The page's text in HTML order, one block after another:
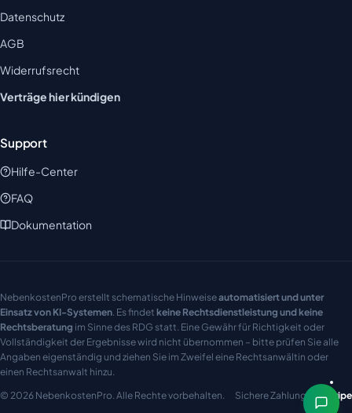
Datenschutz
AGB
Widerrufsrecht
Verträge hier kündigen
Support
Hilfe-Center
FAQ
Dokumentation
NebenkostenPro erstellt schematische Hinweiseautomatisiert und unter
Einsatz von KI-Systemen . Es findet keine Rechtsdienstleistung und keine
Rechtsberatung im Sinne des RDG statt. Eine Gewähr für Richtigkeit oder
Vollständigkeit der Ergebnisse wird nicht übernommen – bitte prüfen Sie alle
Angaben eigenständig und ziehen Sie im Zweifel eine Rechtsanwältin oder
einen Rechtsanwalt hinzu.
© 2026 NebenkostenPro. Alle Rechte vorbehalten.
Sichere Zahlung mitStripe